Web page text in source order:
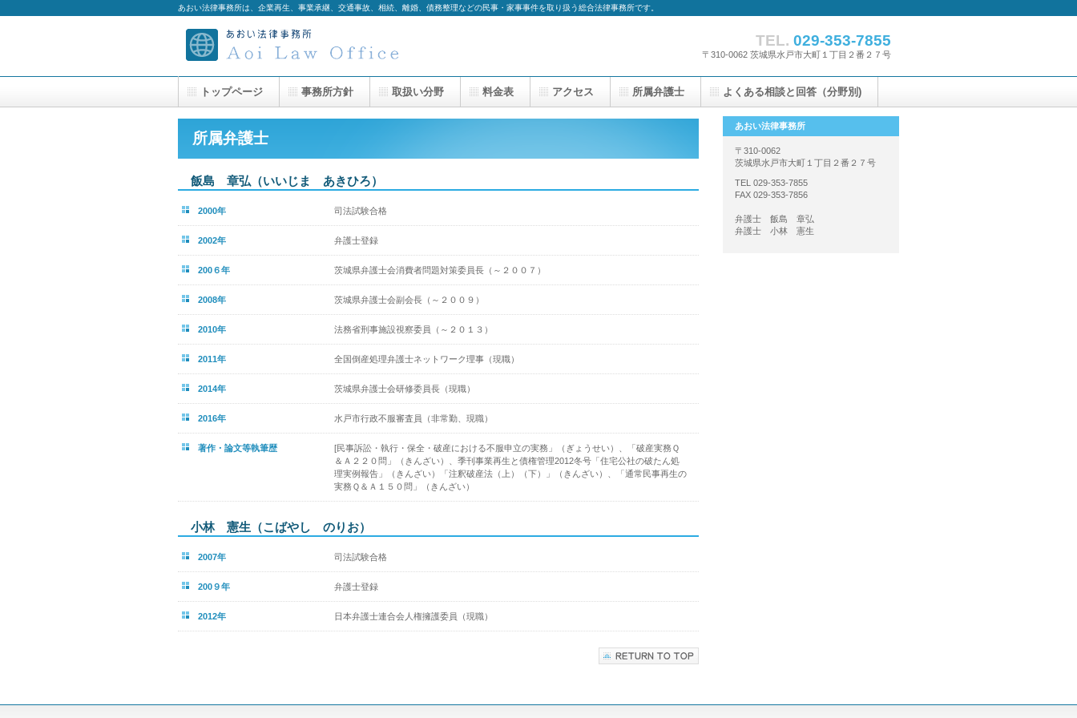
あおい法律事務所は、企業再生、事業承継、交通事故、相続、離婚、債務整理などの民事・家事事件を取り扱う総合法律事務所です。
TEL. 029-353-7855
〒310-0062 茨城県水戸市大町１丁目２番２７号
所属弁護士
飯島 章弘（いいじま あきひろ）
2000年 司法試験合格
2002年 弁護士登録
200６年 茨城県弁護士会消費者問題対策委員長（～２００７）
2008年 茨城県弁護士会副会長（～２００９）
2010年 法務省刑事施設視察委員（～２０１３）
2011年 全国倒産処理弁護士ネットワーク理事（現職）
2014年 茨城県弁護士会研修委員長（現職）
2016年 水戸市行政不服審査員（非常勤、現職）
著作・論文等執筆歴
[民事訴訟・執行・保全・破産における不服申立の実務」（ぎょうせい）、「破産実務Ｑ
＆Ａ２２０問」（きんざい）、季刊事業再生と債権管理2012冬号「住宅公社の破たん処
理実例報告」（きんざい）「注釈破産法（上）（下）」（きんざい）、「通常民事再生の
実務Ｑ＆Ａ１５０問」（きんざい）
小林 憲生（こばやし のりお）
2007年 司法試験合格
200９年 弁護士登録
2012年 日本弁護士連合会人権擁護委員（現職）
トップページ 事務所方針 取扱い分野 料金表 アクセス 所属弁護士 よくある相談と回答（分野別)
あおい法律事務所
〒310-0062
茨城県水戸市大町１丁目２番２７号
TEL 029-353-7855
FAX 029-353-7856
弁護士 飯島 章弘
弁護士 小林 憲生